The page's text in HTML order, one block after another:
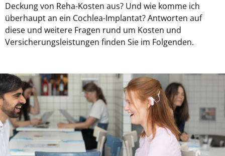
Deckung von Reha-Kosten aus? Und wie komme ich
überhaupt an ein Cochlea-Implantat? Antworten auf
diese und weitere Fragen rund um Kosten und
Versicherungsleistungen finden Sie im Folgenden.